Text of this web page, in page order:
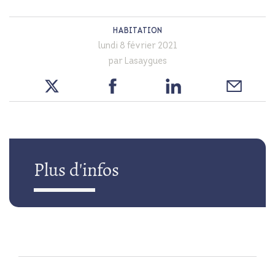
HABITATION
lundi 8 février 2021
par Lasaygues
Plus d'infos